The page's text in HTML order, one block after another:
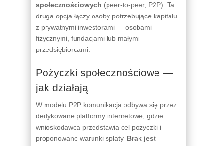
społecznościowych (peer-to-peer, P2P). Ta
druga opcja łączy osoby potrzebujące kapitału
z prywatnymi inwestorami — osobami
fizycznymi, fundacjami lub małymi
przedsiębiorcami.
Pożyczki społecznościowe —
jak działają
W modelu P2P komunikacja odbywa się przez
dedykowane platformy internetowe, gdzie
wnioskodawca przedstawia cel pożyczki i
proponowane warunki spłaty. Brak jest